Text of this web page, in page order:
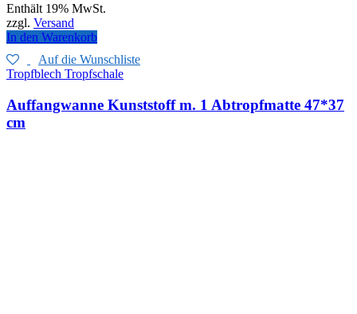
Enthält 19% MwSt.
zzgl. Versand
In den Warenkorb
Auf die Wunschliste
Tropfblech Tropfschale
Auffangwanne Kunststoff m. 1 Abtropfmatte 47*37
cm